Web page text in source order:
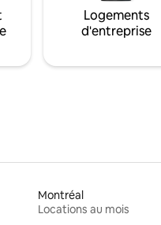
Logements
d'entreprise
Montréal
Locations au mois